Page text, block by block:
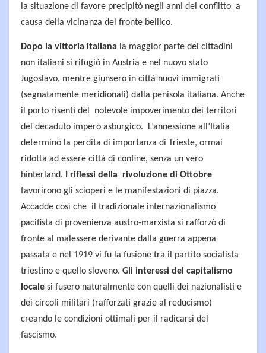
la situazione di favore precipitò negli anni del conflitto a
causa della vicinanza del fronte bellico.
Dopo la vittoria italiana la maggior parte dei cittadini
non italiani si rifugiò in Austria e nel nuovo stato
Jugoslavo, mentre giunsero in città nuovi immigrati
(segnatamente meridionali) dalla penisola italiana. Anche
il porto risentì del notevole impoverimento dei territori
del decaduto impero asburgico. L’annessione all’Italia
determinò la perdita di importanza di Trieste, ormai
ridotta ad essere città di confine, senza un vero
hinterland.
I riflessi della rivoluzione di Ottobre
favorirono gli scioperi e le manifestazioni di piazza.
Accadde così che il tradizionale internazionalismo
pacifista di provenienza austro-marxista si rafforzò di
fronte al malessere derivante dalla guerra appena
passata e nel 1919 vi fu la fusione tra il partito socialista
triestino e quello sloveno. Gli interessi del capitalismo
locale si fusero naturalmente con quelli dei nazionalisti e
dei circoli militari (rafforzati grazie al reducismo)
creando le condizioni ottimali per il radicarsi del
fascismo.